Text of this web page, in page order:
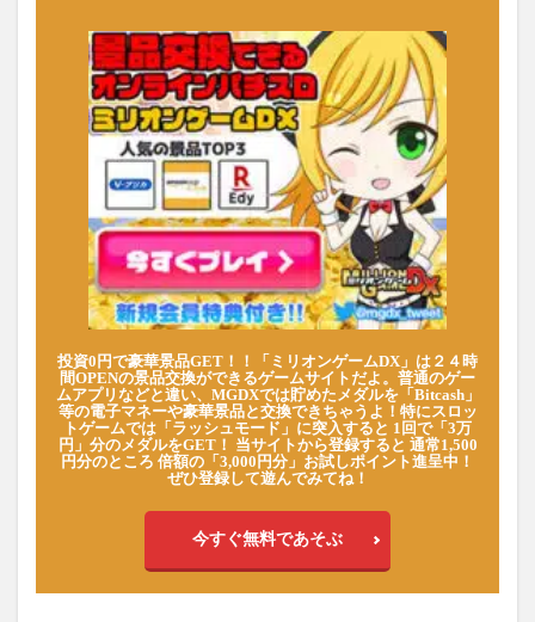
投資0円で豪華景品GET！！「ミリオンゲームDX」は２４時
間OPENの景品交換ができるゲームサイトだよ。普通のゲー
ムアプリなどと違い、MGDXでは貯めたメダルを「Bitcash」
等の電子マネーや豪華景品と交換できちゃうよ！特にスロッ
トゲームでは「ラッシュモード」に突入すると 1回で「3万
円」分のメダルをGET！ 当サイトから登録すると 通常1,500
円分のところ 倍額の「3,000円分」お試しポイント進呈中！
ぜひ登録して遊んでみてね！
今すぐ無料であそぶ